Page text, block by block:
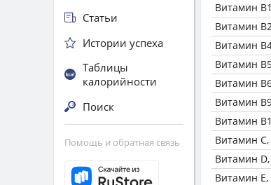
Витамин
Витамин
Витамин
Витамин
Витамин
Витамин
Витамин
Витамин
Витамин
Витамин Е,
Статьи
Истории успеха
Таблицы
калорийности
Поиск
Помощь и обратная связь